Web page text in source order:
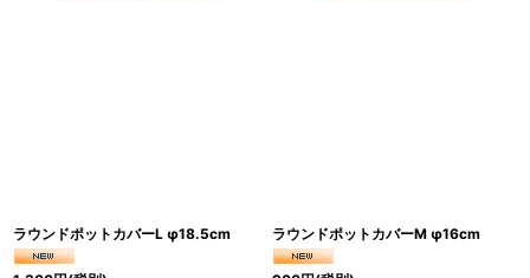
ラウンドポットカバーL φ18.5cm ラウンドポットカバーM φ16cm